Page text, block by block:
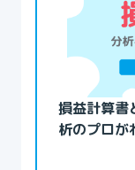
損益計算書
析のプロが